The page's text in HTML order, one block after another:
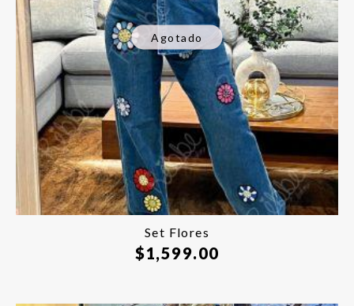
Agotado
Set Flores
$1,599.00